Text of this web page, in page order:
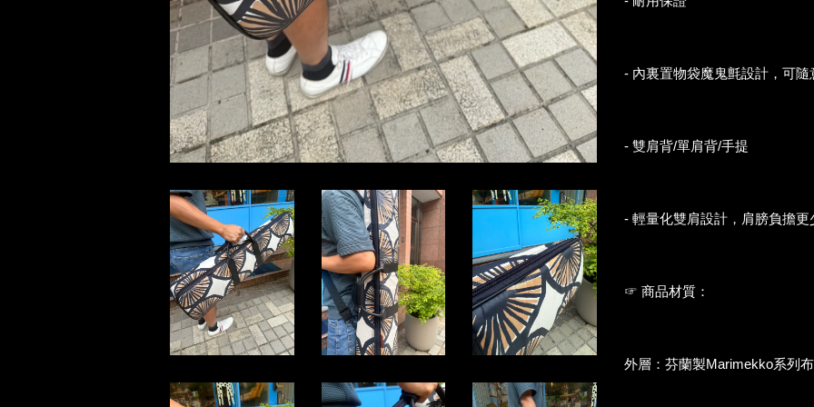
- 內裏置物袋魔鬼氈設計，可隨
- 雙肩背/單肩背/手提
- 輕量化雙肩設計，肩膀負擔更
☞ 商品材質：
外層：芬蘭製Marimekko系列布